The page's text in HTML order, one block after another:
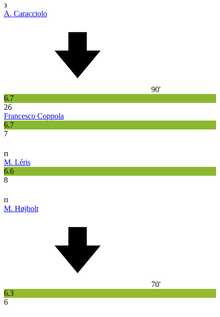
з
A. Caracciolo
90'
6.7
26
Francesco Coppola
6.7
7
п
M. Léris
6.6
8
п
M. Højholt
70'
6.3
6